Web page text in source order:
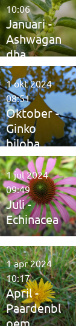
Januari -
Ashwagan
dha
10:06
Oktober -
Ginko
biloba
1 okt 2024
08:51
Juli -
Echinacea
1 jul 2024
09:49
April -
Paardenbl
oem
1 apr 2024
10:17